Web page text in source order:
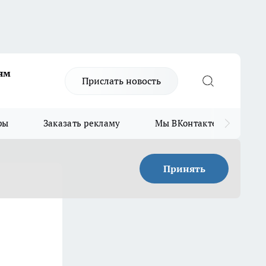
Прислать новость
Заказать рекламу Мы ВКонтакте
Принять